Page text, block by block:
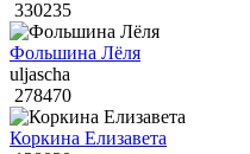
330235
Фольшина Лёля
uljascha
278470
Коркина Елизавета